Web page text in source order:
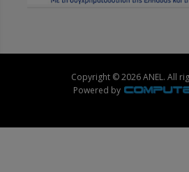
Copyright © 2026 ANEL. All
Powered by